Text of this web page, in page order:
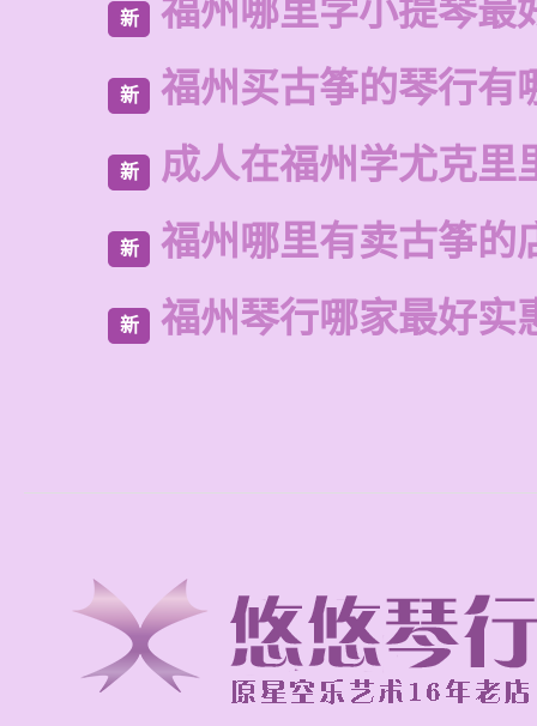
新 福州哪里学小提琴最
新 福州买古筝的琴行有
新 成人在福州学尤克里
新 福州哪里有卖古筝的
新 福州琴行哪家最好实